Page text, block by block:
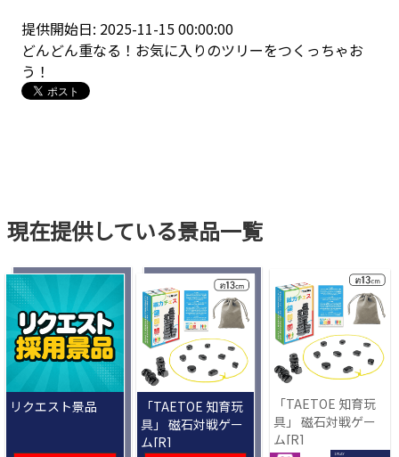
提供開始日: 2025-11-15 00:00:00
どんどん重なる！お気に入りのツリーをつくっちゃお
う！
現在提供している景品一覧
リクエスト景品
「TAETOE 知育玩
具」 磁石対戦ゲー
ム[R]
「TAETOE 知育玩
具」 磁石対戦ゲー
ム[R]
1 PLAY